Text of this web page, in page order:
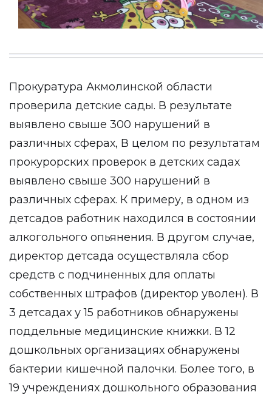
Прокуратура Акмолинской области
проверила детские сады. В результате
выявлено свыше 300 нарушений в
различных сферах, В целом по результатам
прокурорских проверок в детских садах
выявлено свыше 300 нарушений в
различных сферах. К примеру, в одном из
детсадов работник находился в состоянии
алкогольного опьянения. В другом случае,
директор детсада осуществляла сбор
средств с подчиненных для оплаты
собственных штрафов (директор уволен). В
3 детсадах у 15 работников обнаружены
поддельные медицинские книжки. В 12
дошкольных организациях обнаружены
бактерии кишечной палочки. Более того, в
19 учреждениях дошкольного образования